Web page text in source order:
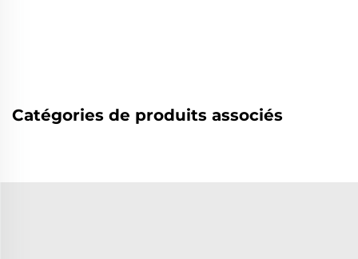
Catégories de produits associés